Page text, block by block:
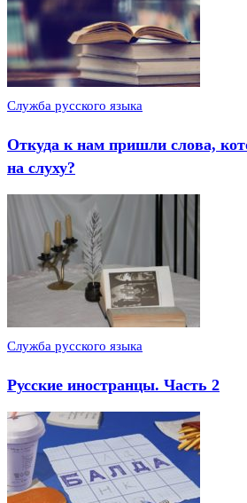
Служба русского языка
Откуда к нам пришли слова,
на слуху?
Служба русского языка
Русские иностранцы. Часть 2